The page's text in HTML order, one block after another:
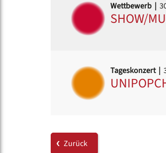
Wettbewerb |
SHOW/
Tageskonzert |
Zurück